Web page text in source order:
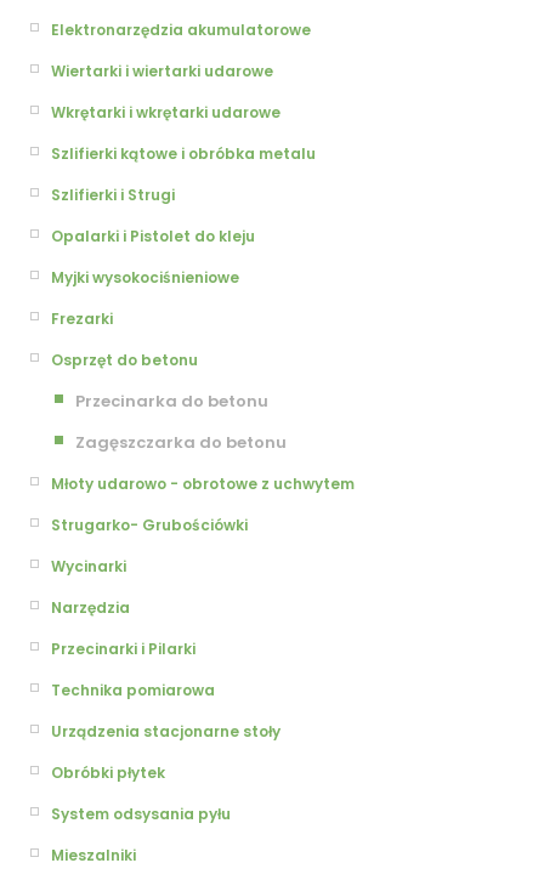
Elektronarzędzia akumulatorowe
Wiertarki i wiertarki udarowe
Wkrętarki i wkrętarki udarowe
Szlifierki kątowe i obróbka metalu
Szlifierki i Strugi
Opalarki i Pistolet do kleju
Myjki wysokociśnieniowe
Frezarki
Osprzęt do betonu
Przecinarka do betonu
Zagęszczarka do betonu
Młoty udarowo - obrotowe z uchwytem
Strugarko- Grubościówki
Wycinarki
Narzędzia
Przecinarki i Pilarki
Technika pomiarowa
Urządzenia stacjonarne stoły
Obróbki płytek
System odsysania pyłu
Mieszalniki